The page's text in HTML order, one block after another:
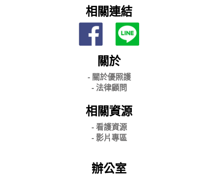
相關連結
關於
- 關於優照護
- 法律顧問
相關資源
- 看護資源
- 影片專區
辦公室